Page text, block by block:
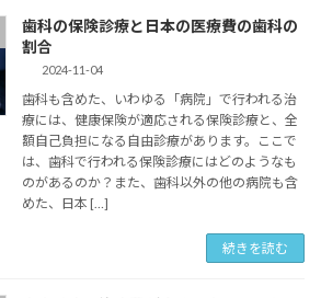
歯科の保険診療と日本の医療費の歯科の
割合
2024-11-04
歯科も含めた、いわゆる「病院」で行われる治
療には、健康保険が適応される保険診療と、全
額自己負担になる自由診療があります。ここで
は、歯科で行われる保険診療にはどのようなも
のがあるのか？また、歯科以外の他の病院も含
めた、日本 […]
続きを読む